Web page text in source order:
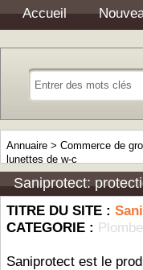
Accueil
Annuaire > Commerce de
lunettes de w-c
Saniprotect:
TITRE DU SITE :
CATEGORIE :
Saniprotect est le